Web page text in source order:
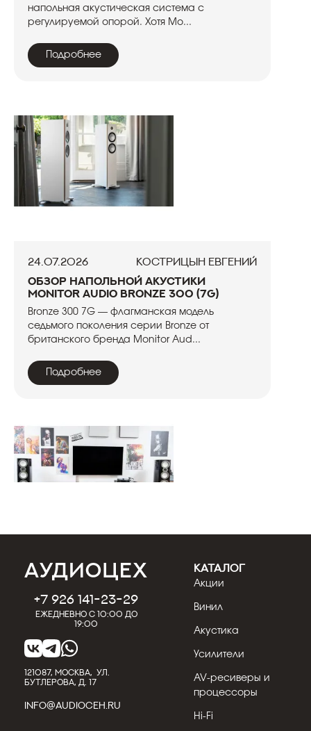
напольная акустическая система с
регулируемой опорой. Хотя Mo...
Подробнее
24.07.2026
Кострицын Евгений
Обзор напольной акустики
Monitor Audio Bronze 300 (7G)
Bronze 300 7G — флагманская модель
седьмого поколения серии Bronze от
британского бренда Monitor Aud...
Подробнее
24.07.2026
Кострицын Евгений
Обзор напольной акустики Mission
ZX-5
Mission ZX-5 — трёхполосная напольная
акустическая система, флагман семейства
Mission, которая допол...
+7 926 141-23-29
Ежедневно с 10:00 до
19:00
121087, МОСКВА, УЛ.
БУТЛЕРОВА, Д. 17
INFO@AUDIOCEH.RU
КАТАЛОГ
Акции
Винил
Акустика
Усилители
AV-ресиверы и
процессоры
Hi-Fi